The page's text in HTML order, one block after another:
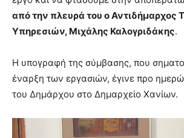
από την πλευρά του ο Αντιδήμαρχος
Υπηρεσιών, Μιχάλης Καλογριδάκης.
Η υπογραφή της σύμβασης, που
έναρξη των εργασιών, έγινε προ
του Δημάρχου στο Δημαρχείο Χανίων.